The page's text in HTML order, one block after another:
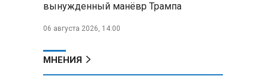
вынужденный манёвр Трампа
06 августа 2026, 14:00
МНЕНИЯ